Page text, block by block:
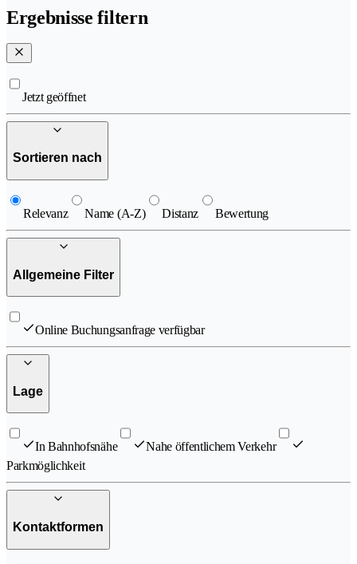
Ergebnisse filtern
Jetzt geöffnet
Sortieren nach
Relevanz Name (A-Z) Distanz Bewertung
Allgemeine Filter
Online Buchungsanfrage verfügbar
Lage
In Bahnhofsnähe
Nahe öffentlichem Verkehr
Parkmöglichkeit
Kontaktformen